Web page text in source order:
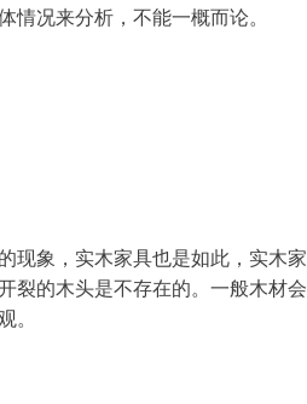
况来分析，不能一概而论。
现象，实木家具也是如此，实木家
裂的木头是不存在的。一般木材会